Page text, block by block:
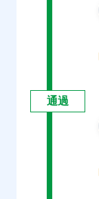
通過